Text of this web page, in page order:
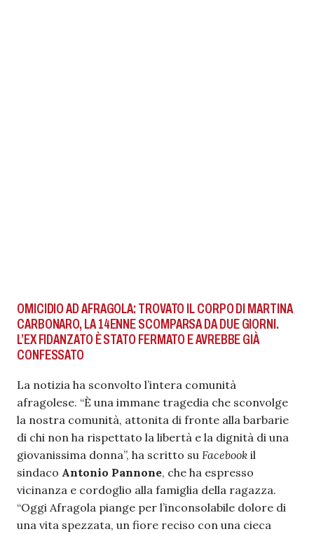
OMICIDIO AD AFRAGOLA: TROVATO IL CORPO DI MARTINA
CARBONARO, LA 14ENNE SCOMPARSA DA DUE GIORNI.
L’EX FIDANZATO È STATO FERMATO E AVREBBE GIÀ
CONFESSATO
La notizia ha sconvolto l’intera comunità
afragolese. “È una immane tragedia che sconvolge
la nostra comunità, attonita di fronte alla barbarie
di chi non ha rispettato la libertà e la dignità di una
giovanissima donna”, ha scritto su Facebook il
sindaco Antonio Pannone, che ha espresso
vicinanza e cordoglio alla famiglia della ragazza.
“Oggi Afragola piange per l’inconsolabile dolore di
una vita spezzata, un fiore reciso con una cieca